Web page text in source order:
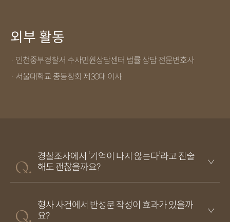
외부 활동
· 인천중부경찰서 수사민원상담센터 법률 상담 전문변호사
· 서울대학교 총동창회 제30대 이사
경찰조사에서 ‘기억이 나지 않는다’라고 진술
해도 괜찮을까요?
형사 사건에서 반성문 작성이 효과가 있을까
요?